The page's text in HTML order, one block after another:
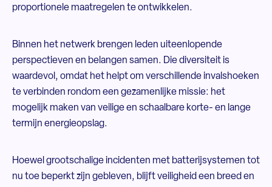
proportionele maatregelen te ontwikkelen.
Binnen het netwerk brengen leden uiteenlopende
perspectieven en belangen samen. Die diversiteit is
waardevol, omdat het helpt om verschillende invalshoeken
te verbinden rondom een gezamenlijke missie: het
mogelijk maken van veilige en schaalbare korte- en lange
termijn energieopslag.
Hoewel grootschalige incidenten met batterijsystemen tot
nu toe beperkt zijn gebleven, blijft veiligheid een breed en